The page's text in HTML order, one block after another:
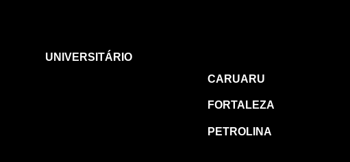
UNIVERSITÁRIO
CARUARU
FORTALEZA
PETROLINA